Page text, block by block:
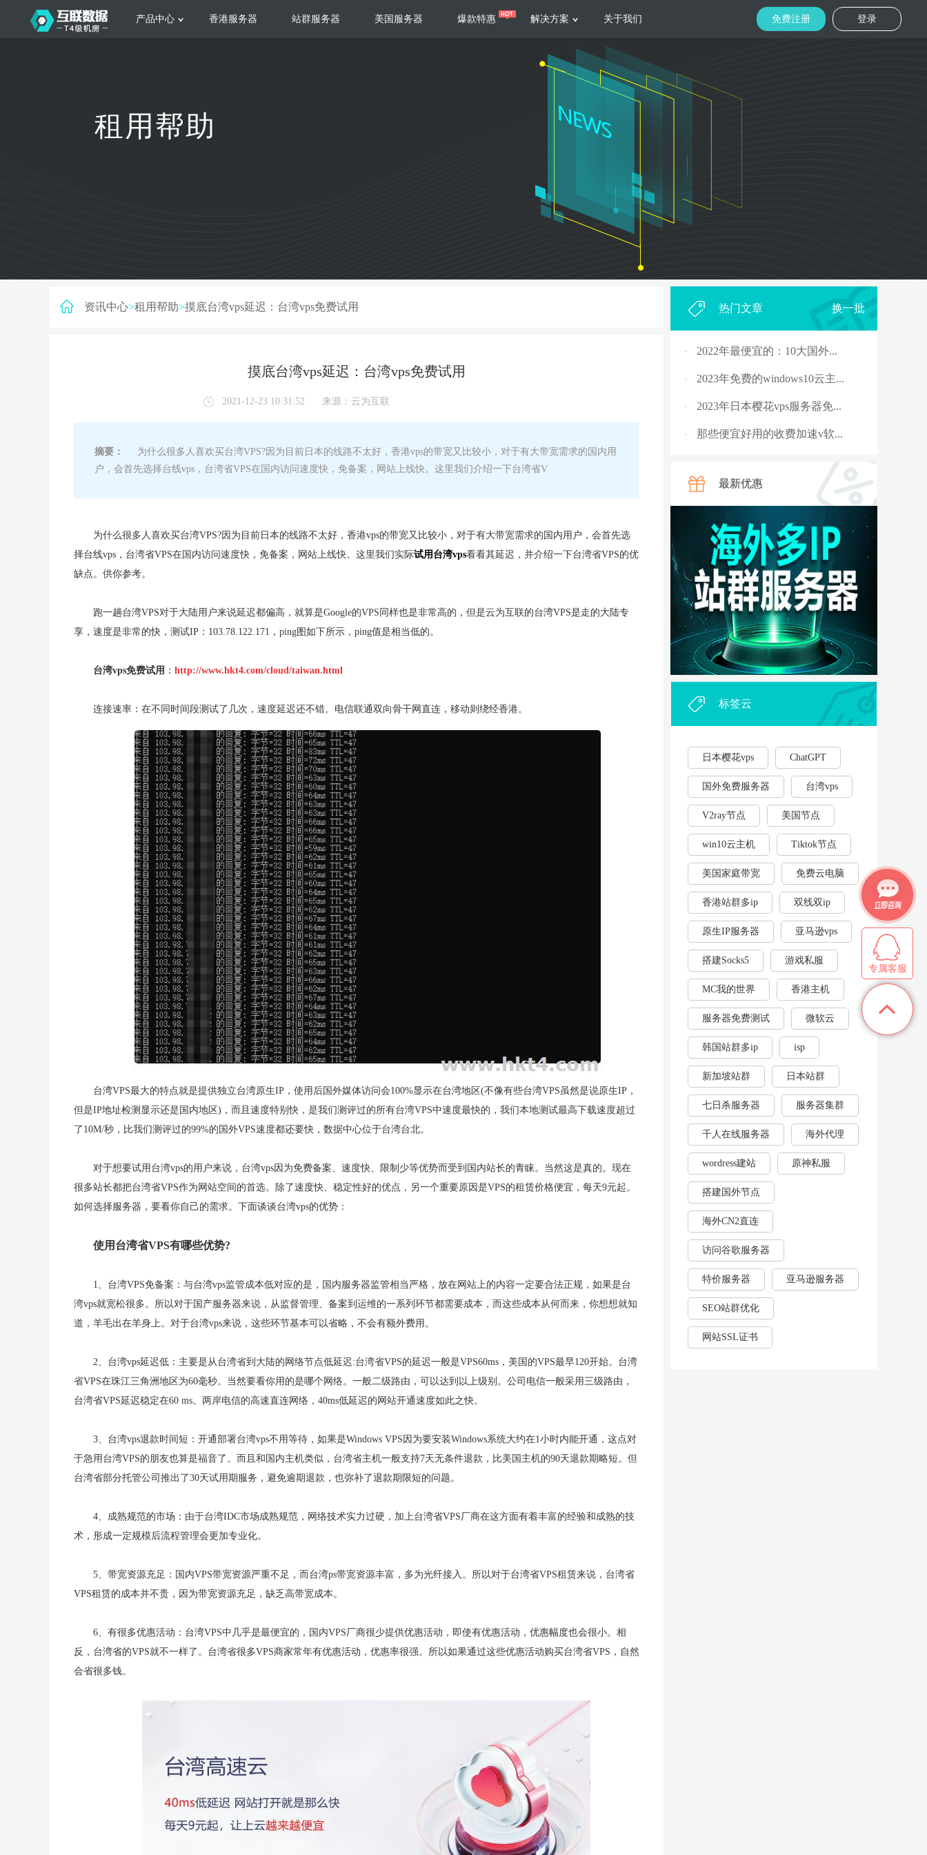
产品中心
新加坡服务器 台湾服务器
服务器托管
电信机柜租用 香港机柜租用
香港服务器 站群服务器 美国服务器 爆款特惠 解决方案
根据不同规模的网站提供可定制化的架
构和 一站式协助
集源视频存储、高效自动转码切片技术
以及 内容分发等功能，加速视频播放
大数据营销
低成本有效采集、分析、应用海量营销
数据，降 低20%的人工成本，做到精准
关于我们
服务支持
登录
免费注册
租用帮助
资讯中心>租用帮助>摸底台湾vps延迟：台湾vps免费试用
摸底台湾vps延迟：台湾vps免费试用
2021-12-23 10:31:52 来源： 云为互联
摘要：
为什么很多人喜欢买台湾VPS?因为目前日本的线路不太好，香港vps的带宽又比较小，对于有大带宽需求的国内用
户，会首先选择台线vps，台湾省VPS在国内访问速度快，免备案，网站上线快。这里我们介绍一下台湾省V
为什么很多人喜欢买台湾VPS?因为目前日本的线路不太好，香港vps的带宽又比较小，对于有大带宽需求的国内用户，会首先选
择台线vps，台湾省VPS在国内访问速度快，免备案，网站上线快。这里我们实际试用台湾vps看看其延迟，并介绍一下台湾省VPS的优
缺点。供你参考。
跑一趟台湾VPS对于大陆用户来说延迟都偏高，就算是Google的VPS同样也是非常高的，但是云为互联的台湾VPS是走的大陆专
享，速度是非常的快，测试IP：103.78.122.171，ping图如下所示，ping值是相当低的。
台湾vps免费试用 ： http://www.hkt4.com/cloud/taiwan.html
连接速率： 在不同时间段测试了几次，速度延迟还不错。电信联通双向骨干网直连，移动则绕经香港。
台湾VPS最大的特点就是提供独立台湾原生IP，使用后国外媒体访问会100%显示在台湾地区(不像有些台湾VPS虽然是说原生IP，
但是IP地址检测显示还是国内地区)，而且速度特别快，是我们测评过的所有台湾VPS中速度最快的，我们本地测试最高下载速度超过
了10M/秒，比我们测评过的99%的国外VPS速度都还要快，数据中心位于台湾台北。
对于想要试用台湾vps的用户来说，台湾vps因为免费备案、速度快、限制少等优势而受到国内站长的青睐。当然这是真的。现在
很多站长都把台湾省VPS作为网站空间的首选。除了速度快、稳定性好的优点，另一个重要原因是VPS的租赁价格便宜，每天9元起。
如何选择服务器，要看你自己的需求。下面谈谈台湾vps的优势：
使用台湾省VPS有哪些优势?
1、台湾VPS免备案：与台湾vps监管成本低对应的是，国内服务器监管相当严格，放在网站上的内容一定要合法正规，如果是台
湾vps就宽松很多。所以对于国产服务器来说，从监督管理、备案到运维的一系列环节都需要成本，而这些成本从何而来，你想想就知
道，羊毛出在羊身上。对于台湾vps来说，这些环节基本可以省略，不会有额外费用。
2、台湾vps延迟低：主要是从台湾省到大陆的网络节点低延迟:台湾省VPS的延迟一般是VPS60ms，美国的VPS最早120开始。台湾
省VPS在珠江三角洲地区为60毫秒。当然要看你用的是哪个网络。一般二级路由，可以达到以上级别。公司电信一般采用三级路由，
台湾省VPS延迟稳定在60 ms。两岸电信的高速直连网络，40ms低延迟的网站开通速度如此之快。
3、台湾vps退款时间短：开通部署台湾vps不用等待，如果是Windows VPS因为要安装Windows系统大约在1小时内能开通，这点对
于急用台湾VPS的朋友也算是福音了。而且和国内主机类似，台湾省主机一般支持7天无条件退款，比美国主机的90天退款期略短。但
台湾省部分托管公司推出了30天试用期服务，避免逾期退款，也弥补了退款期限短的问题。
4、成熟规范的市场：由于台湾IDC市场成熟规范，网络技术实力过硬，加上台湾省VPS厂商在这方面有着丰富的经验和成熟的技
术，形成一定规模后流程管理会更加专业化。
5、带宽资源充足：国内VPS带宽资源严重不足，而台湾ps带宽资源丰富，多为光纤接入。所以对于台湾省VPS租赁来说，台湾省
VPS租赁的成本并不贵，因为带宽资源充足，缺乏高带宽成本。
6、有很多优惠活动：台湾VPS中几乎是最便宜的，国内VPS厂商很少提供优惠活动，即使有优惠活动，优惠幅度也会很小。相
反，台湾省的VPS就不一样了。台湾省很多VPS商家常年有优惠活动，优惠率很强。所以如果通过这些优惠活动购买台湾省VPS，自然
会省很多钱。
热门文章 换一批
· 2022年最便宜的：10大国外...
· 2023年免费的windows10云主...
· 2023年日本樱花vps服务器免...
· 那些便宜好用的收费加速v软...
2023年，国外十大免费服务...
rpc服务器不可用的4种解决...
国外vps 加速免费安装
· 骨灰玩家教你安全搭建“游...
· V2ray节点配置连接后无法科...
· 外贸企业和个人利用vps，能...
2023年云服务器用作游戏挂...
最新优惠
标签云
日本樱花vps ChatGPT
国外免费服务器 台湾vps
V2ray节点 美国节点
win10云主机 Tiktok节点
美国家庭带宽 免费云电脑
香港站群多ip 双线双ip
原生IP服务器 亚马逊vps
搭建Socks5 游戏私服
MC我的世界 香港主机
服务器免费测试 微软云
韩国站群多ip isp
新加坡站群 日本站群
七日杀服务器 服务器集群
千人在线服务器 海外代理
wordress建站 原神私服
搭建国外节点
海外CN2直连
访问谷歌服务器
特价服务器 亚马逊服务器
SEO站群优化
网站SSL证书
专属客服